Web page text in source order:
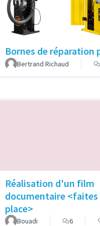
Bornes de réparation
Bertrand Richaud
Réalisation d'un film
documentaire <faites
place>
Bouadi 6